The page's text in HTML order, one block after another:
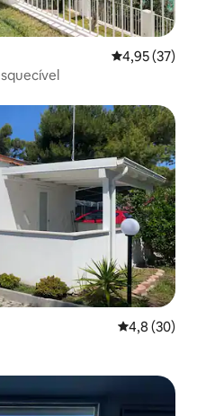
4,95 de uma
4,95 (37)
4,8 de uma
4,8 (30)